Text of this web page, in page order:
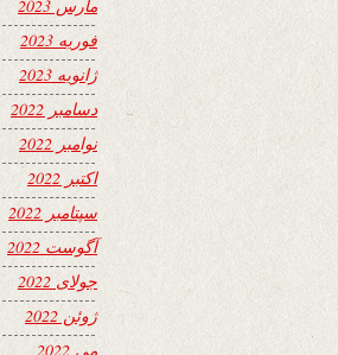
مارس 2023
فوریه 2023
ژانویه 2023
دسامبر 2022
نوامبر 2022
اکتبر 2022
سپتامبر 2022
آگوست 2022
جولای 2022
ژوئن 2022
می 2022